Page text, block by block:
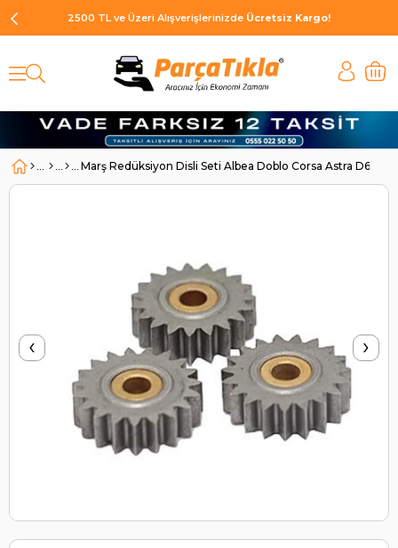
2500 TL ve Üzeri Alışverişlerinizde Ücretsiz Kargo!
Marş Redüksiyon Disli Seti Albea Doblo Corsa Astra D6G |
‹ ›